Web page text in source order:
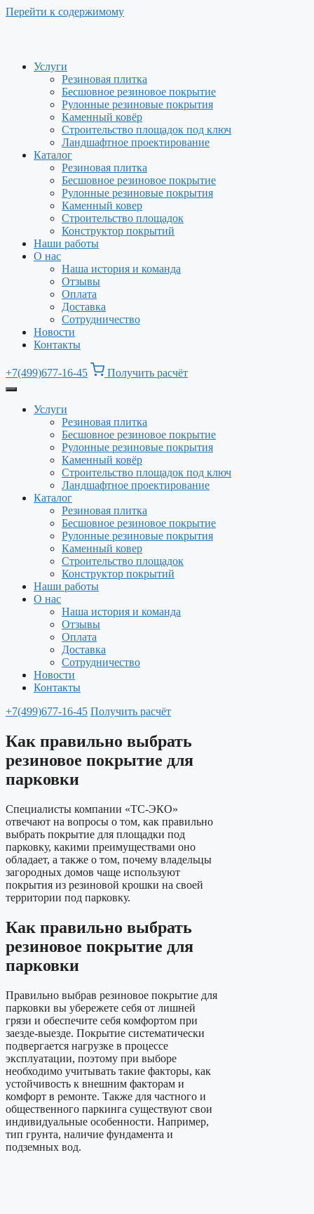
Перейти к содержимому
Услуги
Резиновая плитка
Бесшовное резиновое покрытие
Рулонные резиновые покрытия
Каменный ковёр
Строительство площадок под ключ
Ландшафтное проектирование
Каталог
Резиновая плитка
Бесшовное резиновое покрытие
Рулонные резиновые покрытия
Каменный ковер
Строительство площадок
Конструктор покрытий
Наши работы
О нас
Наша история и команда
Отзывы
Оплата
Доставка
Сотрудничество
Новости
Контакты
+7(499)677-16-45 Получить расчёт
Услуги
Резиновая плитка
Бесшовное резиновое покрытие
Рулонные резиновые покрытия
Каменный ковёр
Строительство площадок под ключ
Ландшафтное проектирование
Каталог
Резиновая плитка
Бесшовное резиновое покрытие
Рулонные резиновые покрытия
Каменный ковер
Строительство площадок
Конструктор покрытий
Наши работы
О нас
Наша история и команда
Отзывы
Оплата
Доставка
Сотрудничество
Новости
Контакты
+7(499)677-16-45 Получить расчёт
Как правильно выбрать
резиновое покрытие для
парковки
Специалисты компании «ТС-ЭКО»
отвечают на вопросы о том, как правильно
выбрать покрытие для площадки под
парковку, какими преимуществами оно
обладает, а также о том, почему владельцы
загородных домов чаще используют
покрытия из резиновой крошки на своей
территории под парковку.
Как правильно выбрать
резиновое покрытие для
парковки
Правильно выбрав резиновое покрытие для
парковки вы убережете себя от лишней
грязи и обеспечите себя комфортом при
заезде-выезде. Покрытие систематически
подвергается нагрузке в процессе
эксплуатации, поэтому при выборе
необходимо учитывать такие факторы, как
устойчивость к внешним факторам и
комфорт в ремонте. Также для частного и
общественного паркинга существуют свои
индивидуальные особенности. Например,
тип грунта, наличие фундамента и
подземных вод.